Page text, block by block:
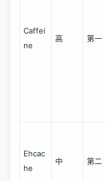
Caffei
ne
高 第一
Ehcac
he
中 第二